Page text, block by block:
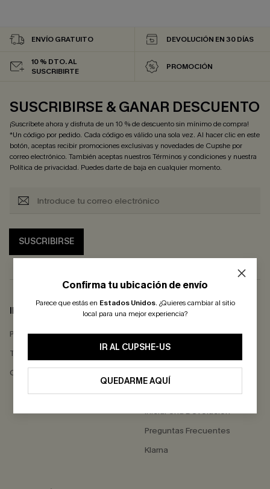
Confirma tu ubicación de envío
Parece que estás en Estados Unidos. ¿Quieres cambiar al sitio
local para una mejor experiencia?
IR AL CUPSHE-US
QUEDARME AQUÍ
ENVÍO GRATUITO DEVOLUCIÓN EN 30 DÍAS
10 % DTO. AL
SUSCRIBIRTE
PROMOCIÓN
SUSCRIBIRSE & GANAR DESCUENTO
¡Suscríbete ahora y disfruta de un 10 % de descuento sin mínimo de compra!
*Un código por pedido. Cada código es válido una sola vez. Al hacer clic en este
botón, aceptas recibir promociones exclusivas y novedades de Cupshe por
correo electrónico. También aceptas nuestrosTérminos y condicionesy nuestra
Política de privacidad. Puedes darte de baja en cualquier momento.
SUSCRIBIRSE
INFO DE EMPRESA
Política de Privacidad
Términos & Condiciones
Comentarios de Clientes
AYUDA
Contactarnos
Estado del Pedido
Devoluciones
Iniciar Una Devolución
Preguntas Frecuentes
Klarna